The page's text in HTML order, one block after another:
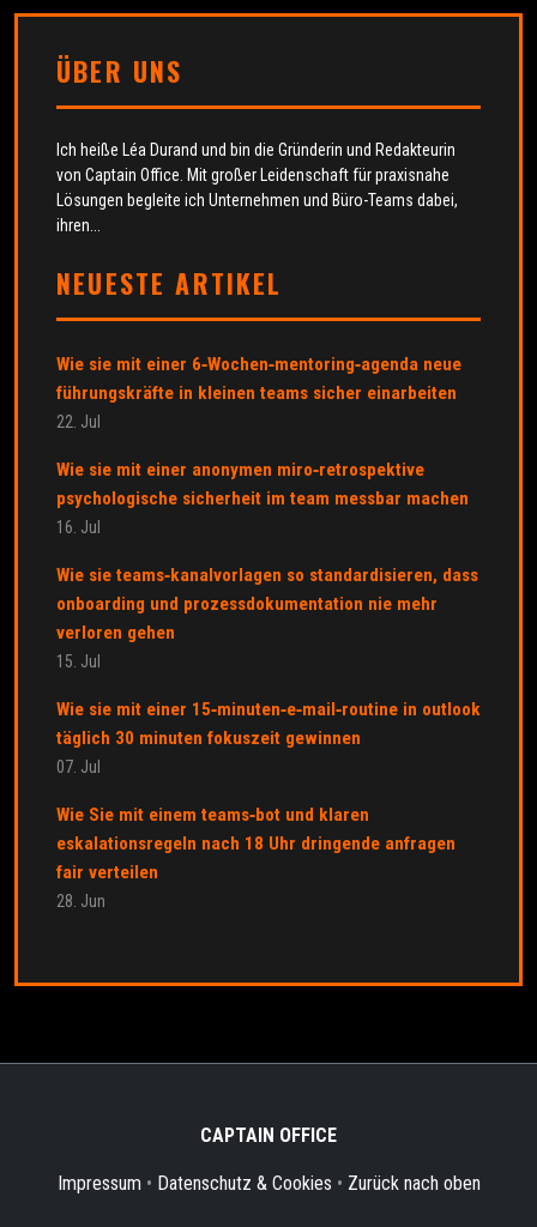
ÜBER UNS
Ich heiße Léa Durand und bin die Gründerin und Redakteurin
von Captain Office. Mit großer Leidenschaft für praxisnahe
Lösungen begleite ich Unternehmen und Büro-Teams dabei,
ihren...
NEUESTE ARTIKEL
Wie sie mit einer 6‑Wochen‑mentoring‑agenda neue
führungskräfte in kleinen teams sicher einarbeiten
22. Jul
Wie sie mit einer anonymen miro‑retrospektive
psychologische sicherheit im team messbar machen
16. Jul
Wie sie teams‑kanalvorlagen so standardisieren, dass
onboarding und prozessdokumentation nie mehr
verloren gehen
15. Jul
Wie sie mit einer 15‑minuten‑e‑mail‑routine in outlook
täglich 30 minuten fokuszeit gewinnen
07. Jul
Wie Sie mit einem teams‑bot und klaren
eskalationsregeln nach 18 Uhr dringende anfragen
fair verteilen
28. Jun
CAPTAIN OFFICE
Impressum • Datenschutz & Cookies • Zurück nach oben